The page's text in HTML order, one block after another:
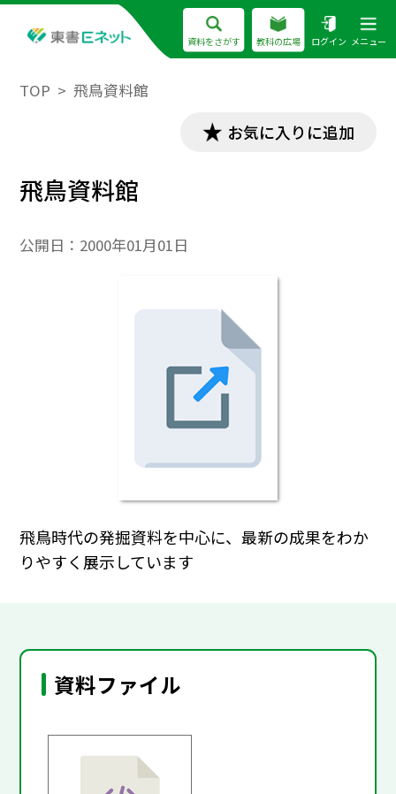
資料をさがす 教科の広場 ログイン メニュー
TOP 飛鳥資料館
お気に入りに追加
飛鳥資料館
公開日： 2000年01月01日
飛鳥時代の発掘資料を中心に、最新の成果をわか
りやすく展示しています
資料ファイル